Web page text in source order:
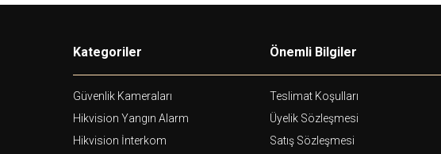
Kategoriler
Güvenlik Kameraları
Hikvision Yangın Alarm
Hikvision İnterkom
Önemli Bilgiler
Teslimat Koşulları
Üyelik Sözleşmesi
Satış Sözleşmesi